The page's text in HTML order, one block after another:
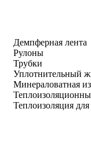
Демпферная лента
Рулоны
Трубки
Уплотнительный
Минераловатная
Теплоизоляция